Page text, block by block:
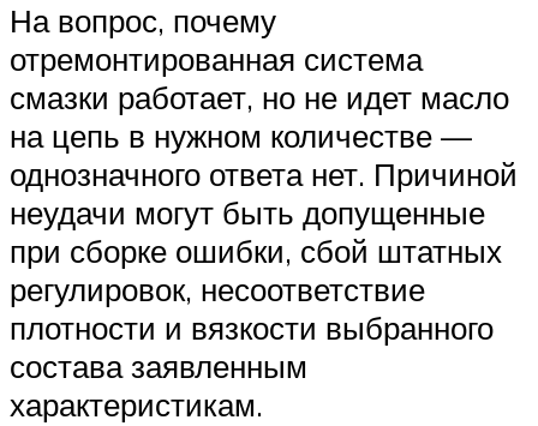
На вопрос, почему
отремонтированная система
смазки работает, но не идет масло
на цепь в нужном количестве —
однозначного ответа нет. Причиной
неудачи могут быть допущенные
при сборке ошибки, сбой штатных
регулировок, несоответствие
плотности и вязкости выбранного
состава заявленным
характеристикам.